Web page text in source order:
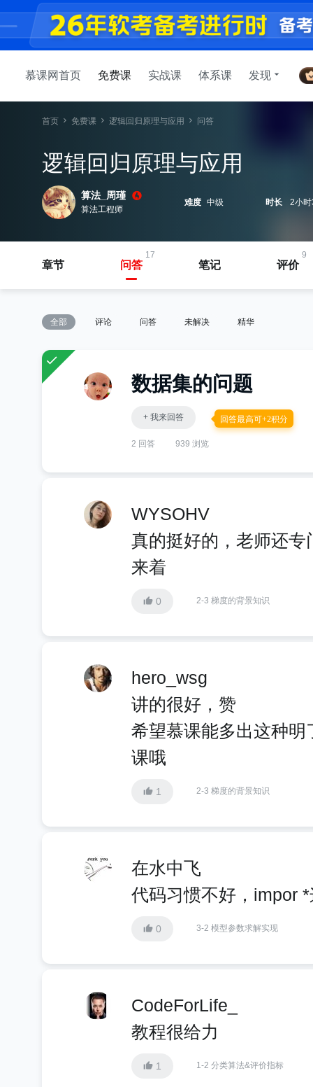
慕课网首页 免费课 实战课 体系课 发现
首页 免费课 逻辑回归原理与应用 问答
逻辑回归原理与应用
算法_周瑾
算法工程师
难度 中级 时长 2小
章节
17
问答 笔记
9
评价
全部 评论 问答 未解决 精华
数据集的问题
+ 我来回答 回答最高可+2积分
2 回答 939 浏览
WYSOHV
真的挺好的，老师还
来着
0 2-3 梯度的背景知识
hero_wsg
讲的很好，赞
希望慕课能多出这种
课哦
1 2-3 梯度的背景知识
在水中飞
代码习惯不好，impor
0 3-2 模型参数求解实现
CodeForLife_
教程很给力
1 1-2 分类算法&评价指标